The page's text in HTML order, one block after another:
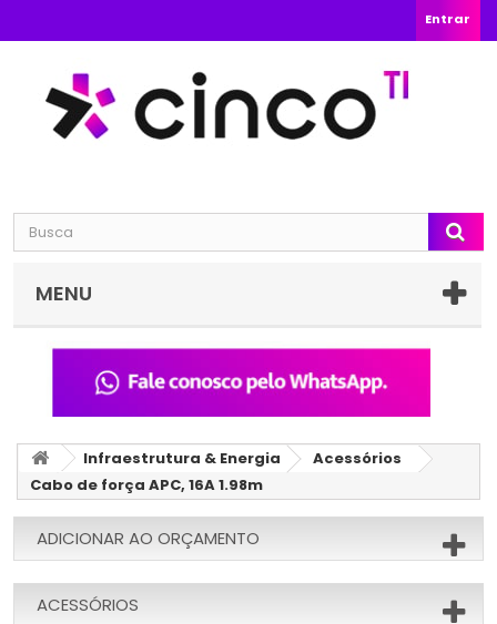
Entrar
MENU
Infraestrutura & Energia
Acessórios
Cabo de força APC, 16A 1.98m
ADICIONAR AO ORÇAMENTO
ACESSÓRIOS